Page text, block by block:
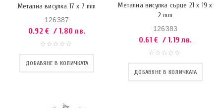
Метална висулка 17 x 7 mm
126387
0.92€ / 1.80 лв.
ДОБАВЯНЕ В КОЛИЧКАТА
Метална висулка сърце 21 x 19 x
2 mm
126383
0.61€ / 1.19 лв.
ДОБАВЯНЕ В КОЛИЧКАТА